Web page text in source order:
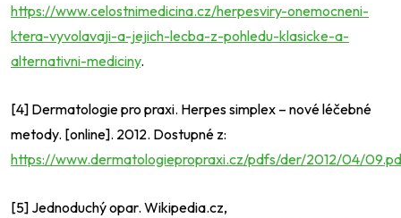
https://www.celostnimedicina.cz/herpesviry-onemocneni-
ktera-vyvolavaji-a-jejich-lecba-z-pohledu-klasicke-a-
alternativni-mediciny.
[4] Dermatologie pro praxi. Herpes simplex – nové léčebné
metody. [online]. 2012. Dostupné z:
https://www.dermatologiepropraxi.cz/pdfs/der/2012/04/
[5] Jednoduchý opar. Wikipedia.cz,